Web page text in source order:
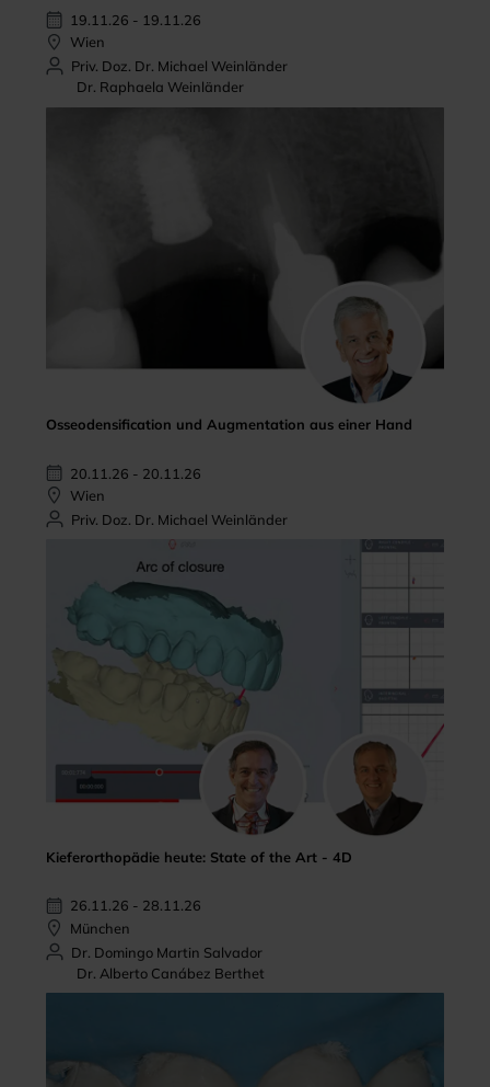
19.11.26 - 19.11.26
Wien
Priv. Doz. Dr. Michael Weinländer
Dr. Raphaela Weinländer
Osseodensification und Augmentation aus einer Hand
20.11.26 - 20.11.26
Wien
Priv. Doz. Dr. Michael Weinländer
Kieferorthopädie heute: State of the Art - 4D
26.11.26 - 28.11.26
München
Dr. Domingo Martin Salvador
Dr. Alberto Canábez Berthet